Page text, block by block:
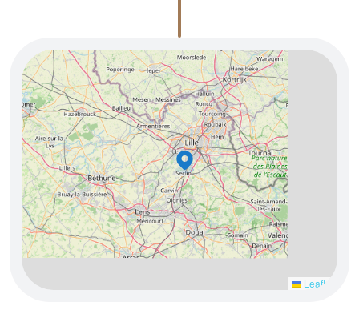
3
4
5
3
2
5
8
Leaflet